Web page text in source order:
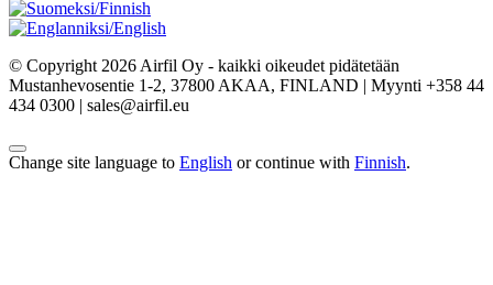
© Copyright 2026 Airfil Oy - kaikki oikeudet pidätetään
Mustanhevosentie 1-2, 37800 AKAA, FINLAND | Myynti +358 44
434 0300 | sales@airfil.eu
Change site language to English or continue with Finnish.